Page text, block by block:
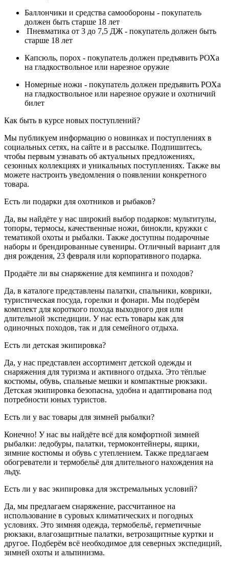
Баллончики и средства самообороны - покупатель
должен быть старше 18 лет
Пневматика от 3 до 7,5 ДЖ - покупатель должен быть
старше 18 лет
Капсюль, порох - покупатель должен предъявить РОХа
на гладкоствольное или нарезное оружие
Номерные ножи - покупатель должен предъявить РОХа
на гладкоствольное или нарезное оружие и охотничий
билет
Как быть в курсе новых поступлений?
Мы публикуем информацию о новинках и поступлениях в
социальных сетях, на сайте и в рассылке. Подпишитесь,
чтобы первым узнавать об актуальных предложениях,
сезонных коллекциях и уникальных поступлениях. Также вы
можете настроить уведомления о появлении конкретного
товара.
Есть ли подарки для охотников и рыбаков?
Да, вы найдёте у нас широкий выбор подарков: мультитулы,
топоры, термосы, качественные ножи, бинокли, кружки с
тематикой охоты и рыбалки. Также доступны подарочные
наборы и брендированные сувениры. Отличный вариант для
дня рождения, 23 февраля или корпоративного подарка.
Продаёте ли вы снаряжение для кемпинга и походов?
Да, в каталоге представлены палатки, спальники, коврики,
туристическая посуда, горелки и фонари. Мы подберём
комплект для короткого похода выходного дня или
длительной экспедиции. У нас есть товары как для
одиночных походов, так и для семейного отдыха.
Есть ли детская экипировка?
Да, у нас представлен ассортимент детской одежды и
снаряжения для туризма и активного отдыха. Это тёплые
костюмы, обувь, спальные мешки и компактные рюкзаки.
Детская экипировка безопасна, удобна и адаптирована под
потребности юных туристов.
Есть ли у вас товары для зимней рыбалки?
Конечно! У нас вы найдёте всё для комфортной зимней
рыбалки: ледобуры, палатки, термоконтейнеры, ящики,
зимние костюмы и обувь с утеплением. Также предлагаем
обогреватели и термобельё для длительного нахождения на
льду.
Есть ли у вас экипировка для экстремальных условий?
Да, мы предлагаем снаряжение, рассчитанное на
использование в суровых климатических и погодных
условиях. Это зимняя одежда, термобельё, герметичные
рюкзаки, влагозащитные палатки, ветрозащитные куртки и
другое. Подберём всё необходимое для северных экспедиций,
зимней охоты и альпинизма.